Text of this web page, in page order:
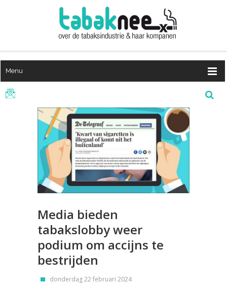
Menu
Media bieden
tabakslobby weer
podium om accijns te
bestrijden
donderdag 22 februari 2024